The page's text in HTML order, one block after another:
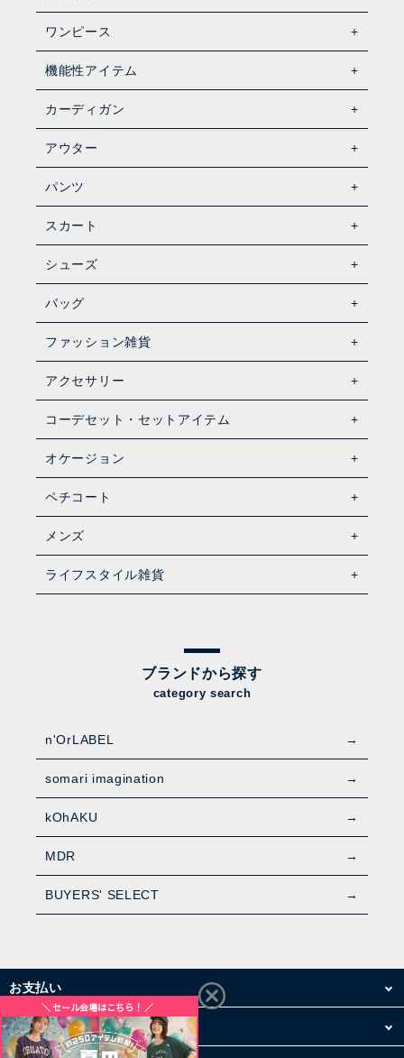
ワンピース
機能性アイテム
カーディガン
アウター
パンツ
スカート
シューズ
バッグ
ファッション雑貨
アクセサリー
コーデセット・セットアイテム
オケージョン
ペチコート
メンズ
ライフスタイル雑貨
ブランドから探す
category search
n'OrLABEL
somari imagination
kOhAKU
MDR
BUYERS' SELECT
お支払い
配送・送料